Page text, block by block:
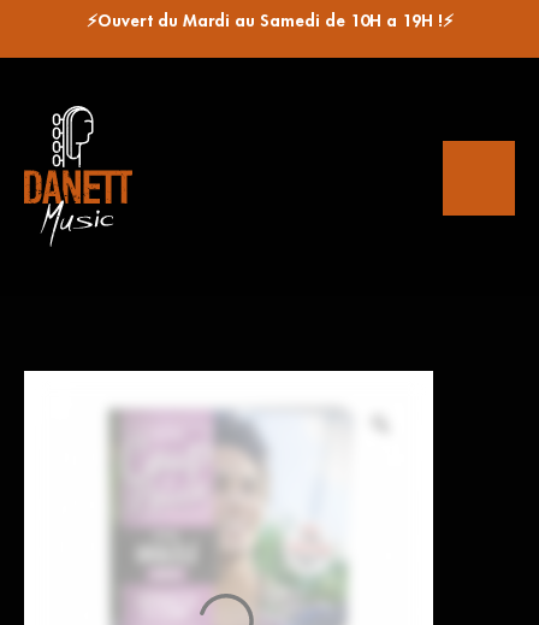
⚡Ouvert du Mardi au Samedi de 10H a 19H !⚡